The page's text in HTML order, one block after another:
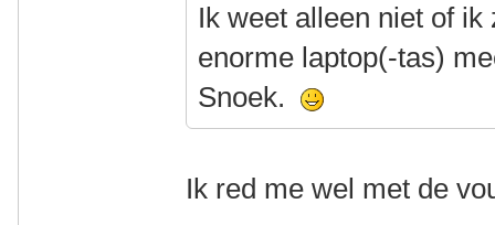
Ik weet alleen niet of
enorme laptop(-tas)
Snoek.
Ik red me wel met de